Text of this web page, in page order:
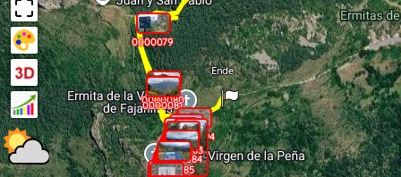
Ende
0000079
0000080
0000081
0000082
0000083
0000084
0000085
0000093
0000094